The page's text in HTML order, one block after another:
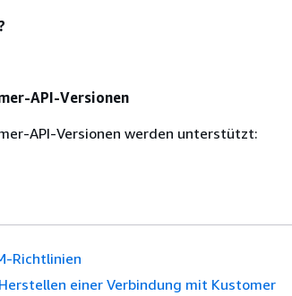
API-Versionen
API-Versionen werden unterstützt:
Richtlinien
Herstellen einer Verbindung mit Kustomer